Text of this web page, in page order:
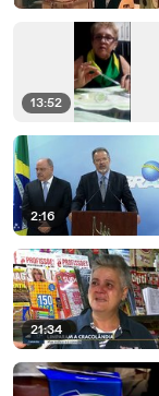
13:52
2:16
21:34